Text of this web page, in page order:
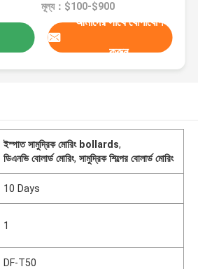
মূল্য：$100-$900
আমাদের সাথে যোগাযোগ
করুন
ইস্পাত সামুদ্রিক মোরিং bollards,
ডিএনভি বোলার্ড মোরিং,সামুদ্রিক শিল্পের বোলার্ড মোরিং
10 Days
1
DF-T50